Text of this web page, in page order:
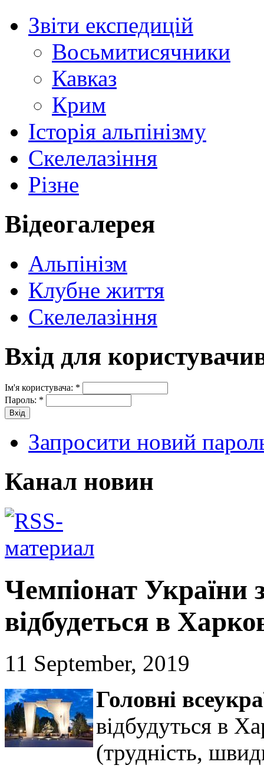
Звіти експедицій
Восьмитисячники
Кавказ
Крим
Історія альпінізму
Скелелазіння
Різне
Відеогалерея
Альпінізм
Клубне життя
Скелелазіння
Вхід для
Ім'я користувача: *
Пароль: *
Запросити новий
Канал новин
Чемпіонат України
відбудеться в
11 September, 2019
Головні
відбудуться в
(трудність,